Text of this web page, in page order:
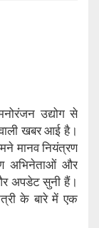
उद्योग से
खबर आई है।
मानव नियंत्रण
अभिनेताओं और
अपडेट सुनी हैं।
के बारे में एक